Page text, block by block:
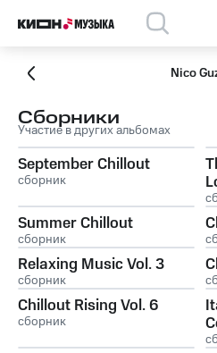
Nico
Сборники
Участие в других альбомах
September Chillout
сборник
Summer Chillout
сборник
Relaxing Music Vol. 3
сборник
Chillout Rising Vol. 6
сборник